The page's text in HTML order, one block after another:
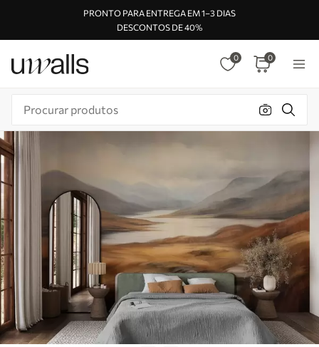
PRONTO PARA ENTREGA EM 1–3 DIAS
DESCONTOS DE 40%
0 0